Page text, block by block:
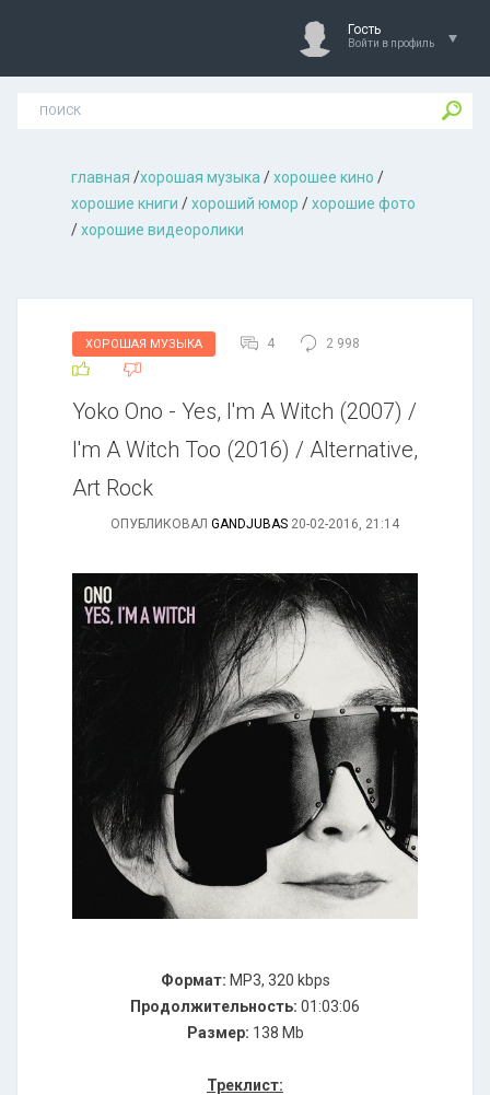
Гость
Войти в профиль
главная /хорошая музыкa /хорошее кино /
хорошие книги /хороший юмор /хорошие фото
/хорошие видеоролики
ХОРОШАЯ МУЗЫКА 4 2 998
Yoko Ono - Yes, I'm A Witch (2007) /
I'm A Witch Too (2016) / Alternative,
Art Rock
ОПУБЛИКОВАЛ GANDJUBAS 20-02-2016, 21:14
Формат: MP3, 320 kbps
Продолжительность: 01:03:06
Размер: 138 Mb
Треклист: